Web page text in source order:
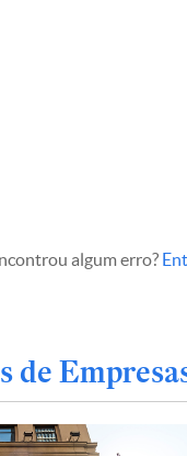
algum erro?
de